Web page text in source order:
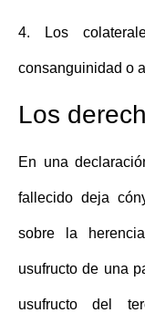
4. Los
consanguinidad o
Los
En una
fallecido deja
sobre la
usufructo de una
usufructo del